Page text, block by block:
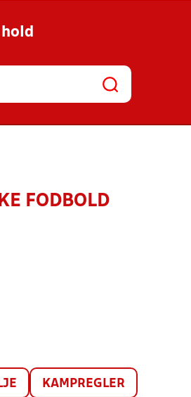
FODBOLD
KAMPREGLER